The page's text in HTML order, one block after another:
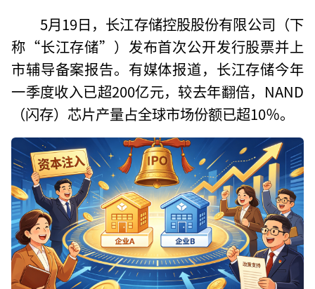
5月19日，长江存储控股股份有限公司（下
称“长江存储”）发布首次公开发行股票并上
市辅导备案报告。有媒体报道，长江存储今年
一季度收入已超200亿元，较去年翻倍，NAND
（闪存）芯片产量占全球市场份额已超10％。